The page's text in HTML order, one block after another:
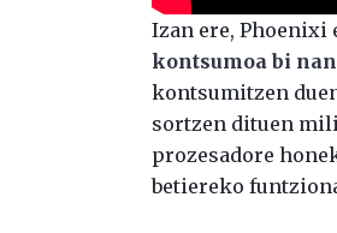
Izan ere,
kontsumoa bi
kontsumitzen
sortzen dituen
prozesadore
betiereko